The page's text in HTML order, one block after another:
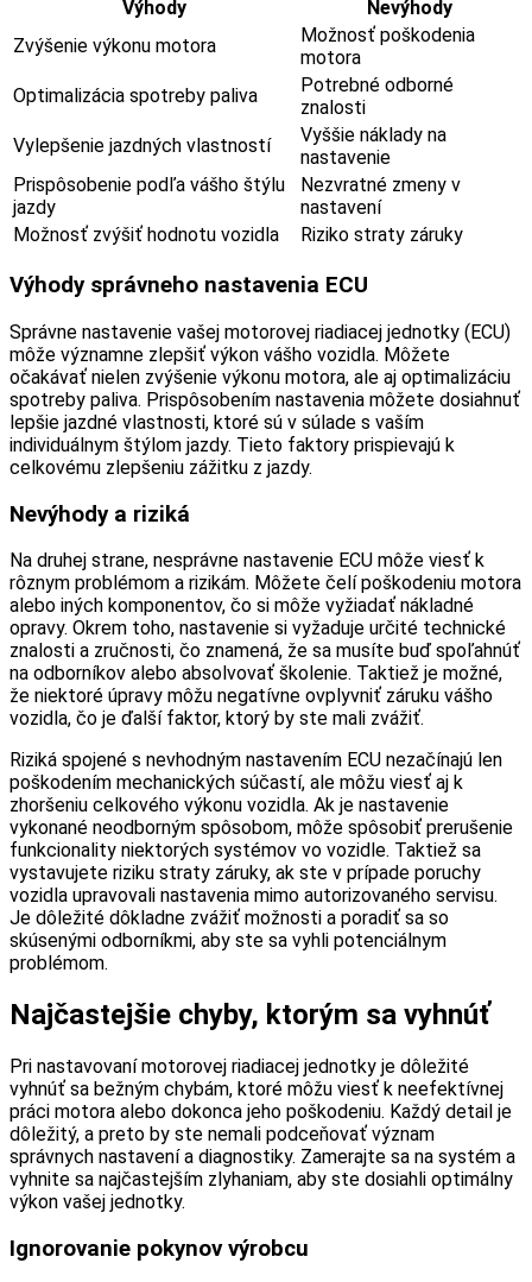
Výhody
Nevýhody
Zvýšenie výkonu motora
Možnosť poškodenia
motora
Optimalizácia spotreby paliva
Potrebné odborné
znalosti
Vylepšenie jazdných vlastností
Vyššie náklady na
nastavenie
Prispôsobenie podľa vášho štýlu
jazdy
Nezvratné zmeny v
nastavení
Možnosť zvýšiť hodnotu vozidla
Riziko straty záruky
Výhody správneho nastavenia ECU
Správne nastavenie vašej motorovej riadiacej jednotky (ECU)
môže významne zlepšiť výkon vášho vozidla. Môžete
očakávať nielen zvýšenie výkonu motora, ale aj optimalizáciu
spotreby paliva. Prispôsobením nastavenia môžete dosiahnuť
lepšie jazdné vlastnosti, ktoré sú v súlade s vaším
individuálnym štýlom jazdy. Tieto faktory prispievajú k
celkovému zlepšeniu zážitku z jazdy.
Nevýhody a riziká
Na druhej strane, nesprávne nastavenie ECU môže viesť k
rôznym problémom a rizikám. Môžete čelí poškodeniu motora
alebo iných komponentov, čo si môže vyžiadať nákladné
opravy. Okrem toho, nastavenie si vyžaduje určité technické
znalosti a zručnosti, čo znamená, že sa musíte buď spoľahnúť
na odborníkov alebo absolvovať školenie. Taktiež je možné,
že niektoré úpravy môžu negatívne ovplyvniť záruku vášho
vozidla, čo je ďalší faktor, ktorý by ste mali zvážiť.
Riziká spojené s nevhodným nastavením ECU nezačínajú len
poškodením mechanických súčastí, ale môžu viesť aj k
zhoršeniu celkového výkonu vozidla. Ak je nastavenie
vykonané neodborným spôsobom, môže spôsobiť prerušenie
funkcionality niektorých systémov vo vozidle. Taktiež sa
vystavujete riziku straty záruky, ak ste v prípade poruchy
vozidla upravovali nastavenia mimo autorizovaného servisu.
Je dôležité dôkladne zvážiť možnosti a poradiť sa so
skúsenými odborníkmi, aby ste sa vyhli potenciálnym
problémom.
Najčastejšie chyby, ktorým sa vyhnúť
Pri nastavovaní motorovej riadiacej jednotky je dôležité
vyhnúť sa bežným chybám, ktoré môžu viesť k neefektívnej
práci motora alebo dokonca jeho poškodeniu. Každý detail je
dôležitý, a preto by ste nemali podceňovať význam
správnych nastavení a diagnostiky. Zamerajte sa na systém a
vyhnite sa najčastejším zlyhaniam, aby ste dosiahli optimálny
výkon vašej jednotky.
Ignorovanie pokynov výrobcu